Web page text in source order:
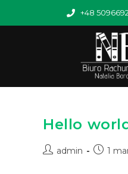
+48
Hello
admin 1